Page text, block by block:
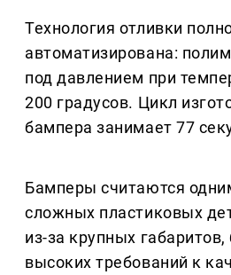
Технология отливки
автоматизирована:
под давлением при
200 градусов. Цикл
бампера занимает 77
Бамперы считаются
сложных пластиковых
из-за крупных
высоких требований к